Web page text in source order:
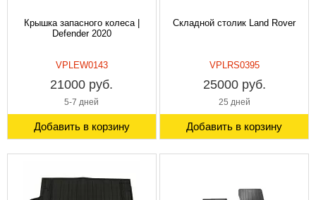
Крышка запасного колеса |
Defender 2020
VPLEW0143
21000 руб.
5-7 дней
Добавить в корзину
Cкладной столик Land Rover
VPLRS0395
25000 руб.
25 дней
Добавить в корзину